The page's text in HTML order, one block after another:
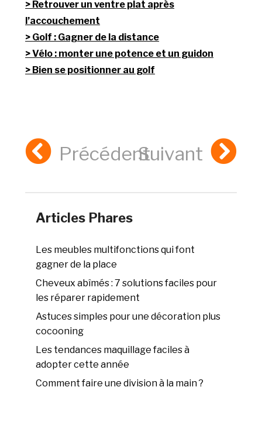
Retrouver un ventre plat après
l’accouchement
Golf : Gagner de la distance
Vélo : monter une potence et un guidon
Bien se positionner au golf
PrécédentSuivant
Articles Phares
Les meubles multifonctions qui font
gagner de la place
Cheveux abîmés : 7 solutions faciles pour
les réparer rapidement
Astuces simples pour une décoration plus
cocooning
Les tendances maquillage faciles à
adopter cette année
Comment faire une division à la main ?